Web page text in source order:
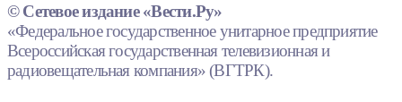
© Сетевое издание «Вести.Ру»
«Федеральное государственное унитарное предприятие
Всероссийская государственная телевизионная и
радиовещательная компания» (ВГТРК).